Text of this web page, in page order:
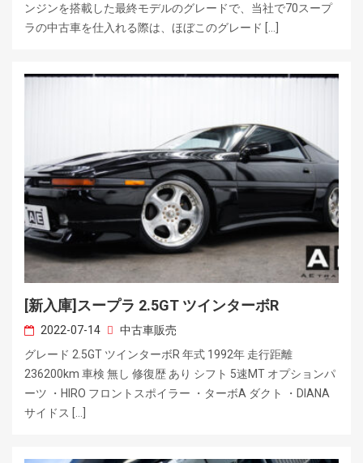
ンジンを搭載した最終モデルのグレードで、当社で70スープ
ラの中古車を仕入れる際は、ほぼこのグレード […]
[新入庫]スープラ 2.5GT ツインターボR
2022-07-14
中古車販売
グレード 2.5GT ツインターボR 年式 1992年 走行距離
236200km 車検 無し 修復歴 あり シフト 5速MT オプションパ
ーツ ・HIRO フロントスポイラー ・ターボA ダクト ・DIANA
サイドス […]